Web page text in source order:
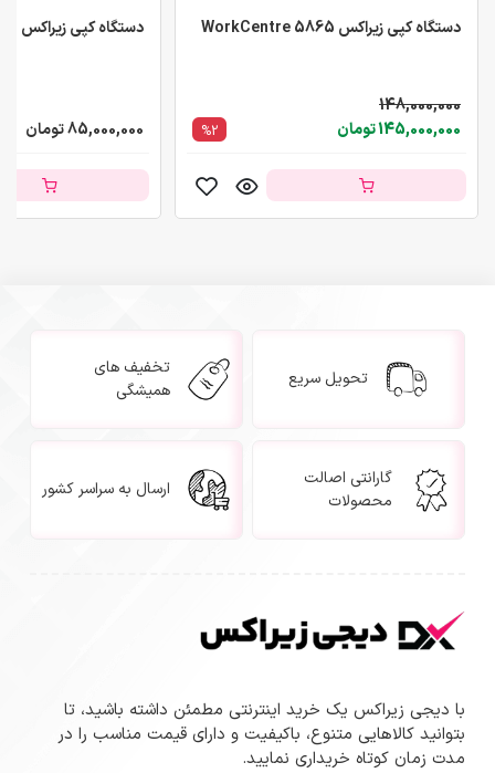
دستگاه کپی زیراکس WorkCentre 5865
148,000,000
145,000,000 تومان
%2
دستگاه کپی زیراکس WorkCentre 5945
85,000,000 تومان
تحویل سریع
تخفیف های
همیشگی
گارانتی اصالت
محصولات
ارسال به سراسر کشور
با دیجی زیراکس یک خرید اینترنتی مطمئن داشته باشید، تا
بتوانید کالاهایی متنوع، باکیفیت و دارای قیمت مناسب را در
مدت زمان کوتاه خریداری نمایید.